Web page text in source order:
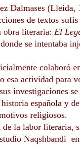
Dalmases (Lleida,
de textos
obra literaria: El
se intentaba
colaboró
esa actividad para
investigaciones
española y
religiosos.
la labor literaria,
Naqshbandi